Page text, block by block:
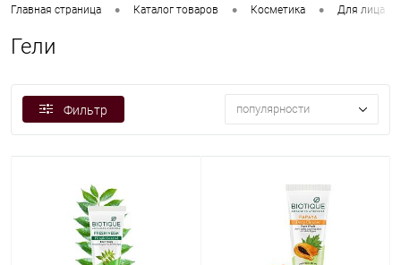
Главная страница • Каталог товаров • Косметика • Для лица
Гели
Фильтр популярности